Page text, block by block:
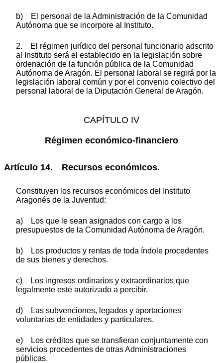
b) El personal de la Administración de la Comunidad
Autónoma que se incorpore al Instituto.
2. El régimen jurídico del personal funcionario adscrito
al Instituto será el establecido en la legislación sobre
ordenación de la función pública de la Comunidad
Autónoma de Aragón. El personal laboral se regirá por la
legislación laboral común y por el convenio colectivo del
personal laboral de la Diputación General de Aragón.
CAPÍTULO IV
Régimen económico-financiero
Artículo 14. Recursos económicos.
Constituyen los recursos económicos del Instituto
Aragonés de la Juventud:
a) Los que le sean asignados con cargo a los
presupuestos de la Comunidad Autónoma de Aragón.
b) Los productos y rentas de toda índole procedentes
de sus bienes y derechos.
c) Los ingresos ordinarios y extraordinarios que
legalmente esté autorizado a percibir.
d) Las subvenciones, legados y aportaciones
voluntarias de entidades y particulares.
e) Los créditos que se transfieran conjuntamente con
servicios procedentes de otras Administraciones
públicas.